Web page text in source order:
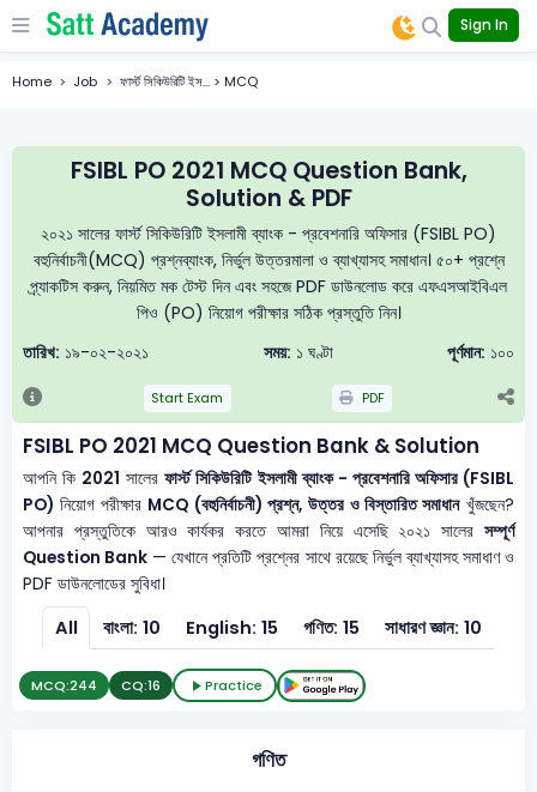
Sign In
Home Job ফার্স্ট সিকিউরিটি ইস... > MCQ
FSIBL PO 2021 MCQ Question Bank,
Solution & PDF
২০২১ সালের ফার্স্ট সিকিউরিটি ইসলামী ব্যাংক - প্রবেশনারি অফিসার (FSIBL PO)
বহুনির্বাচনী(MCQ) প্রশ্নব্যাংক, নির্ভুল উত্তরমালা ও ব্যাখ্যাসহ সমাধান। ৫০+ প্রশ্নে
প্র্যাকটিস করুন, নিয়মিত মক টেস্ট দিন এবং সহজে PDF ডাউনলোড করে এফএসআইবিএল
পিও (PO) নিয়োগ পরীক্ষার সঠিক প্রস্তুতি নিন।
তারিখ: ১৯-০২-২০২১ সময়: ১ ঘণ্টা পূর্ণমান: ১০০
Start Exam PDF
FSIBL PO 2021 MCQ Question Bank & Solution
আপনি কি 2021 সালেরফার্স্ট সিকিউরিটি ইসলামী ব্যাংক - প্রবেশনারি অফিসার (FSIBL
PO) নিয়োগ পরীক্ষার MCQ (বহুনির্বাচনী) প্রশ্ন, উত্তর ও বিস্তারিত সমাধানখুঁজছেন?
আপনার প্রস্তুতিকে আরও কার্যকর করতে আমরা নিয়ে এসেছি ২০২১ সালের সম্পূর্ণ
Question Bank — যেখানে প্রতিটি প্রশ্নের সাথে রয়েছে নির্ভুল ব্যাখ্যাসহ সমাধাণ ও
PDF ডাউনলোডের সুবিধা।
All বাংলা: 10 English: 15 গণিত: 15 সাধারণ জ্ঞান: 10
MCQ:244 CQ:16 Practice
গণিত